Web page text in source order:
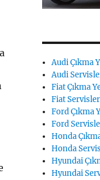
Audi Çıkma
Audi
Fiat Çıkma
Fiat
Ford Çıkma
Ford
Honda
Honda
Hyundai
Hyundai